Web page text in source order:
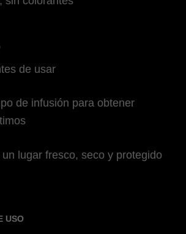
de usar
de infusión para obtener
lugar fresco, seco y protegido
USO